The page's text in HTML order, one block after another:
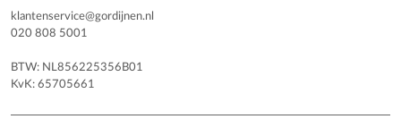
klantenservice@gordijnen.nl
020 808 5001
BTW: NL856225356B01
KvK: 65705661